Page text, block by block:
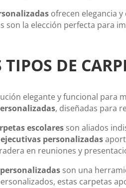
ofrecen elegancia
son la elección perfecta para
DE
elegante y funcional para
, diseñadas para
escolares son aliados
personalizadas
en reuniones y
son una
estas carpetas